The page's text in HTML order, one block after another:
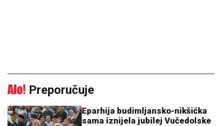
Preporučuje
Eparhija budimljansko-nikšićka
sama iznijela jubilej Vučedolske